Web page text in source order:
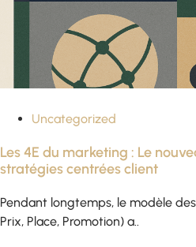
Uncategorized
Les 4E du marketing : Le
stratégies centrées client
Pendant longtemps, le modèle
Prix, Place, Promotion) a..